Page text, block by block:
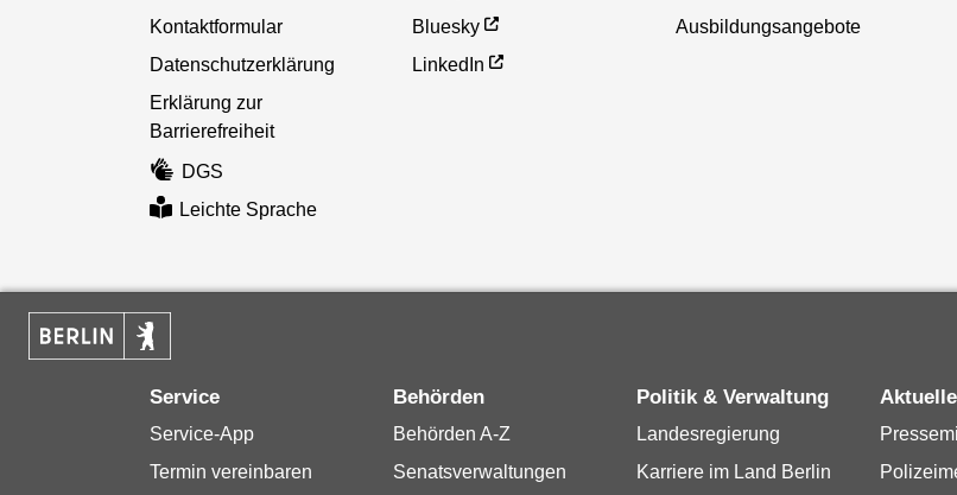
Kontaktformular
Datenschutzerklärung
Erklärung zur
Barrierefreiheit
DGS
Leichte Sprache
Bluesky
LinkedIn
Ausbildungsangebote
Service
Service-App
Termin vereinbaren
Behörden
Behörden A-Z
Senatsverwaltungen
Politik & Verwaltung
Landesregierung
Karriere im Land Berlin